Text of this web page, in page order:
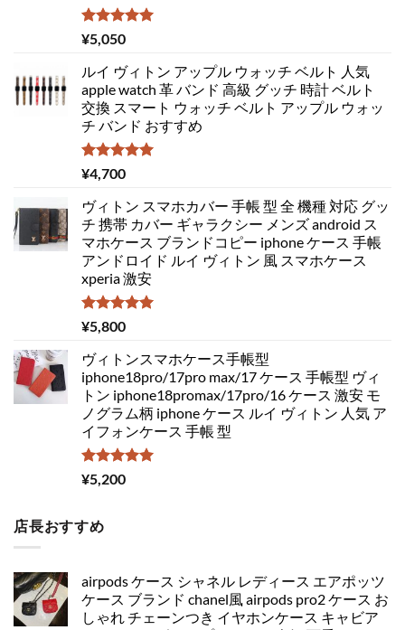
5段階中
5.00
¥5,050
ルイ ヴィトン アップル ウォッチ ベルト 人気
apple watch 革 バンド 高級 グッチ 時計 ベルト
交換 スマート ウォッチ ベルト アップル ウォッ
チ バンド おすすめ
5段階中
5.00
¥4,700
ヴィトン スマホカバー 手帳 型 全 機種 対応 グッ
チ 携帯 カバー ギャラクシー メンズ android ス
マホケース ブランドコピー iphone ケース 手帳
アンドロイド ルイ ヴィトン 風 スマホケース
xperia 激安
5段階中
5.00
¥5,800
ヴィトンスマホケース手帳型
iphone18pro/17pro max/17 ケース 手帳型 ヴィ
トン iphone18promax/17pro/16 ケース 激安 モ
ノグラム柄 iphone ケース ルイ ヴィトン 人気 ア
イフォンケース 手帳 型
5段階中
5.00
¥5,200
店長おすすめ
airpods ケース シャネル レディース エアポッツ
ケース ブランド chanel風 airpods pro2 ケース お
しゃれ チェーンつき イヤホンケース キャビア